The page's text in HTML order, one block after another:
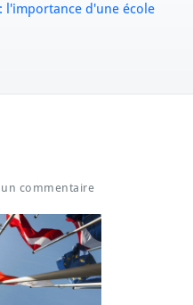
l'importance d'une école
un commentaire